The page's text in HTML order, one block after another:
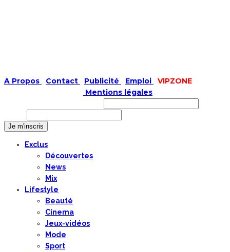
A Propos Contact Publicité Emploi
VIPZONE
Mentions légales
Exclus
Découvertes
News
Mix
Lifestyle
Beauté
Cinema
Jeux-vidéos
Mode
Sport